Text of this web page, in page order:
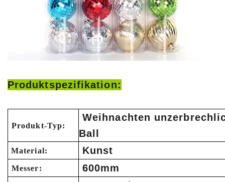
Produktspezifikation:
Produkt-Typ:
Weihnachten
Ball
Material: Kunst
Messer: 600mm